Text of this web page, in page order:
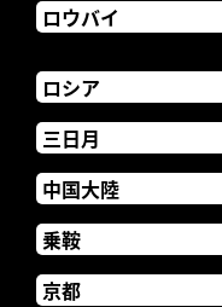
ロウバイ
ロシア
三日月
中国大陸
乗鞍
京都